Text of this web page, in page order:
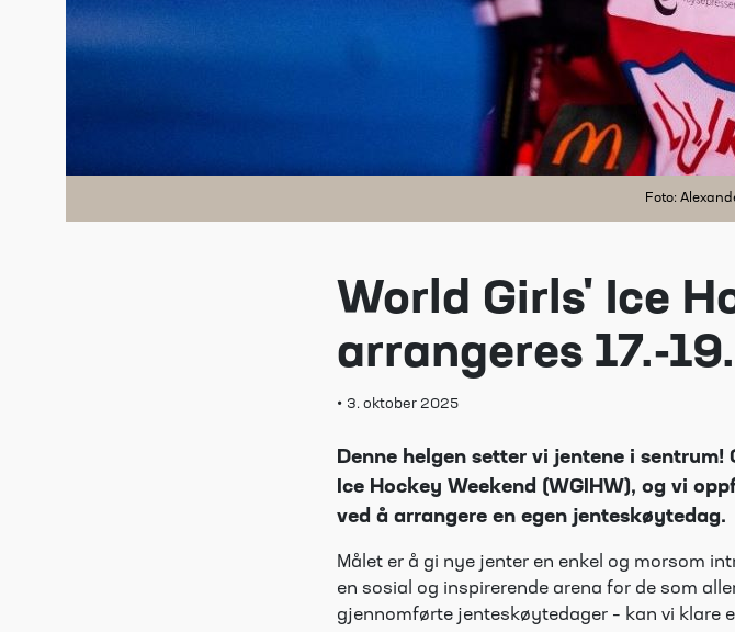
Foto:
World Girls' Ice
arrangeres 17.-
• 3. oktober 2025
Denne helgen setter vi jentene i sentrum!
Ice Hockey Weekend (WGIHW), og vi
ved å arrangere en egen jenteskøytedag.
Målet er å gi nye jenter en enkel og morsom
en sosial og inspirerende arena for de som
gjennomførte jenteskøytedager – kan vi klare